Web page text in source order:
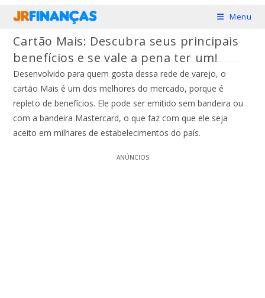
conteúdo
Menu
Cartão Mais: Descubra seus principais
benefícios e se vale a pena ter um!
Desenvolvido para quem gosta dessa rede de varejo, o
cartão Mais é um dos melhores do mercado, porque é
repleto de benefícios. Ele pode ser emitido sem bandeira ou
com a bandeira Mastercard, o que faz com que ele seja
aceito em milhares de estabelecimentos do país.
ANÚNCIOS